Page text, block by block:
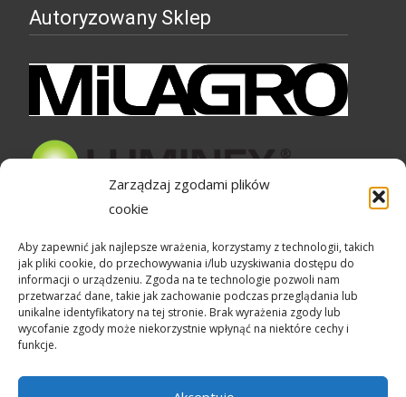
Zarządzaj zgodami plików
cookie
Aby zapewnić jak najlepsze wrażenia, korzystamy z technologii, takich
jak pliki cookie, do przechowywania i/lub uzyskiwania dostępu do
informacji o urządzeniu. Zgoda na te technologie pozwoli nam
przetwarzać dane, takie jak zachowanie podczas przeglądania lub
unikalne identyfikatory na tej stronie. Brak wyrażenia zgody lub
wycofanie zgody może niekorzystnie wpłynąć na niektóre cechy i
funkcje.
Autoryzowany Sklep
Bezpieczne zakupy